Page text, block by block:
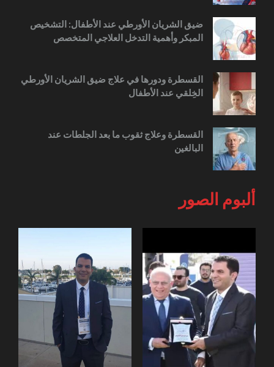
ضيق الشريان الأورطي عند الأطفال: التشخيص
المبكر وأهمية التدخل العلاجي المتخصص
القسطرة ودورها في علاج ضيق الشريان الأورطي
الخِلقي عند الأطفال
القسطرة وعلاج ثقوب ما بعد الجلطات عند
البالغين
ألبوم الصور